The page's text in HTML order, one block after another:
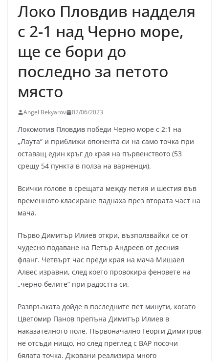
Локо Пловдив надделя
с 2-1 над Черно море,
ще се бори до
последно за петото
място
Angel Bekyarov 02/06/2023
Локомотив Пловдив победи Черно море с 2:1 на
„Лаута“ и приближи опонента си на само точка при
оставащ един кръг до края на първенството (53
срещу 54 пункта в полза на варненци).
Всички голове в срещата между петия и шестия във
временното класиране паднаха през втората част на
мача.
Първо Димитър Илиев откри, възползвайки се от
чудесно подаване на Петър Андреев от десния
фланг. Четвърт час преди края на мача Мишаел
Алвес изравни, след което провокира феновете на
„черно-белите“ при радостта си.
Развръзката дойде в последните пет минути, когато
Цветомир Панов препъна Димитър Илиев в
наказателното поле. Първоначално Георги Димитров
не отсъди нищо, но след преглед с ВАР посочи
бялата точка. Джовани реализира много